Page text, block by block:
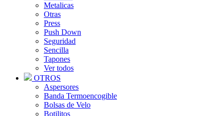
Metalicas
Otras
Press
Push Down
Seguridad
Sencilla
Tapones
Ver todos
OTROS
Aspersores
Banda Termoencogible
Bolsas de Velo
Botilitos